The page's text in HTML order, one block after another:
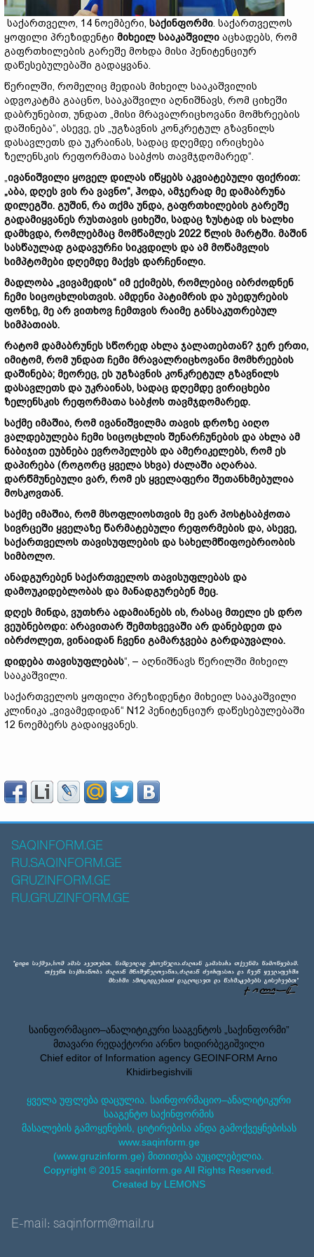
საქართველო, 14 ნოემბერი, საქინფორმი. საქართველოს
ყოფილი პრეზიდენტი მიხეილ სააკაშვილი აცხადებს, რომ
გაფრთხილების გარეშე მოხდა მისი პენიტენციურ
დაწესებულებაში გადაყვანა.
წერილში, რომელიც მედიას მიხეილ სააკაშვილის
ადვოკატმა გააცნო, სააკაშვილი აღნიშნავს, რომ ციხეში
დაბრუნებით, უნდათ „მისი მრავალრიცხოვანი მომხრეების
დაშინება“, ასევე, ეს „უგზავნის კონკრეტულ გზავნილს
დასავლეთს და უკრაინას, სადაც დღემდე ირიცხება
ზელენსკის რეფორმათა საბჭოს თავმჯდომარედ“.
„ივანიშვილი ყოველ დილას იწყებს აკვიატებული ფიქრით:
„აბა, დღეს ვის რა ვავნო“, ჰოდა, ამჯერად მე დამაბრუნა
დილეგში. გუშინ, რა თქმა უნდა, გაფრთხილების გარეშე
გადამიყვანეს რუსთავის ციხეში, სადაც ზუსტად ის ხალხი
დამხვდა, რომლებმაც მომწამლეს 2022 წლის მარტში. მაშინ
სასწაულად გადავურჩი სიკვდილს და ამ მოწამვლის
სიმპტომები დღემდე მაქვს დარჩენილი.
მადლობა „ვივამედის“ იმ ექიმებს, რომლებიც იბრძოდნენ
ჩემი სიცოცხლისთვის. ამდენი პატიმრის და უბედურების
ფონზე, მე არ ვითხოვ ჩემთვის რაიმე განსაკუთრებულ
სიმპათიას.
რატომ დამაბრუნეს სწორედ ახლა ჯალათებთან? ჯერ ერთი,
იმიტომ, რომ უნდათ ჩემი მრავალრიცხოვანი მომხრეების
დაშინება; მეორეც, ეს უგზავნის კონკრეტულ გზავნილს
დასავლეთს და უკრაინას, სადაც დღემდე ვირიცხები
ზელენსკის რეფორმათა საბჭოს თავმჯდომარედ.
საქმე იმაშია, რომ ივანიშვილმა თავის დროზე აიღო
ვალდებულება ჩემი სიცოცხლის შენარჩუნების და ახლა ამ
ნაბიჯით ეუბნება ევროპელებს და ამერიკელებს, რომ ეს
დაპირება (როგორც ყველა სხვა) ძალაში აღარაა.
დარწმუნებული ვარ, რომ ეს ყველაფერი შეთანხმებულია
მოსკოვთან.
საქმე იმაშია, რომ მსოფლიოსთვის მე ვარ პოსტსაბჭოთა
სივრცეში ყველაზე წარმატებული რეფორმების და, ასევე,
საქართველოს თავისუფლების და სახელმწიფოებრიობის
სიმბოლო.
ანადგურებენ საქართველოს თავისუფლებას და
დამოუკიდებლობას და მანადგურებენ მეც.
დღეს მინდა, ვუთხრა ადამიანებს ის, რასაც მთელი ეს დრო
ვეუბნებოდი: არავითარ შემთხვევაში არ დანებდეთ და
იბრძოლეთ, ვინაიდან ჩვენი გამარჯვება გარდაუვალია.
დიდება თავისუფლებას“, – აღნიშნავს წერილში მიხეილ
სააკაშვილი.
საქართველოს ყოფილი პრეზიდენტი მიხეილ სააკაშვილი
კლინიკა „ვივამედიდან“ N12 პენიტენციურ დაწესებულებაში
12 ნოემბერს გადაიყვანეს.
SAQINFORM.GE
RU.SAQINFORM.GE
GRUZINFORM.GE
RU.GRUZINFORM.GE
საინფორმაციო–ანალიტიკური სააგენტოს „საქინფორმი”
მთავარი რედაქტორი არნო ხიდირბეგიშვილი
Chief editor of Information agency GEOINFORM Arno
Khidirbegishvili
ყველა უფლება დაცულია. საინფორმაციო–ანალიტიკური
სააგენტო საქინფორმის
მასალების გამოყენების, ციტირებისა ანდა გამოქვეყნებისას
www.saqinform.ge
(www.gruzinform.ge) მითითება აუცილებელია.
Copyright © 2015 saqinform.ge All Rights Reserved.
Created by LEMONS
E-mail: saqinform@mail.ru